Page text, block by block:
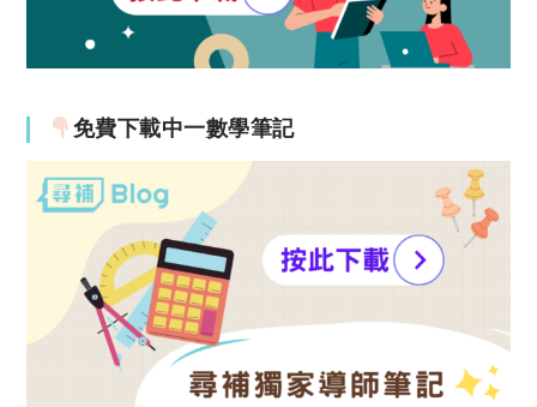
免費下載中一數學筆記